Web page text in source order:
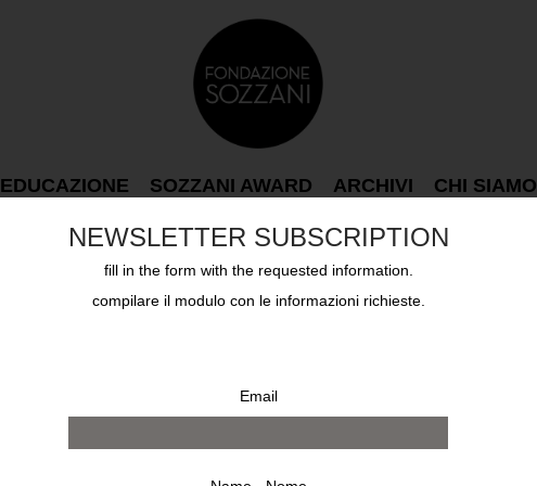
NEWSLETTER SUBSCRIPTION
fill in the form with the requested information.
compilare il modulo con le informazioni richieste.
Email
EDUCAZIONE SOZZANI AWARD ARCHIVI CHI SIAMO